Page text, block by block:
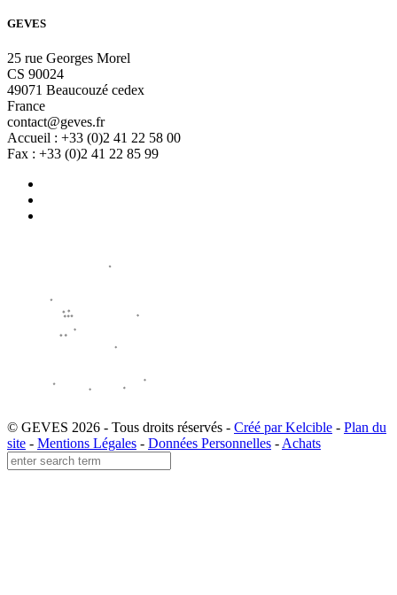
GEVES
25 rue Georges Morel
CS 90024
49071 Beaucouzé cedex
France
contact@geves.fr
Accueil : +33 (0)2 41 22 58 00
Fax : +33 (0)2 41 22 85 99
© GEVES 2026 - Tous droits réservés - Créé par Kelcible - Plan du
site - Mentions Légales - Données Personnelles - Achats